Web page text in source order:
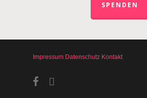
SPENDEN
Impressum Datenschutz Kontakt
facebookinstagram